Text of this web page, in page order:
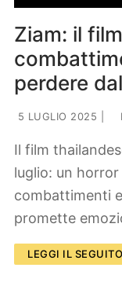
Ziam: il
perdere
5 LUGLIO 2025
Il film
luglio: un
combattimenti
promette
LEGGI IL